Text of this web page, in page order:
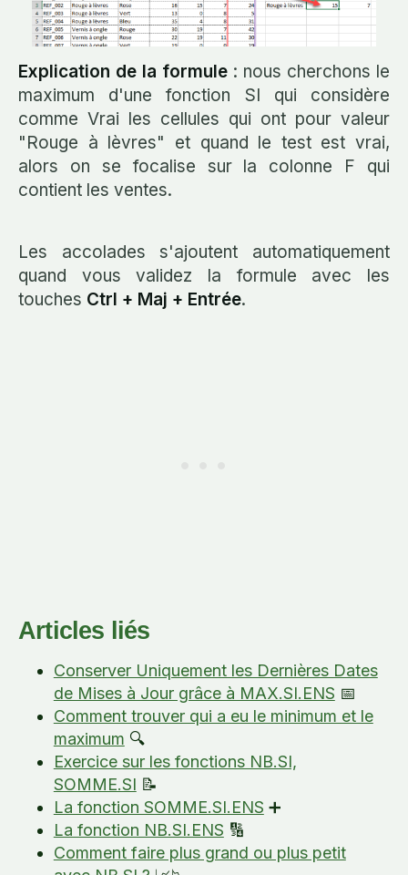
Explication de la formule : nous cherchons le
maximum d'une fonction SI qui considère
comme Vrai les cellules qui ont pour valeur
"Rouge à lèvres" et quand le test est vrai,
alors on se focalise sur la colonne F qui
contient les ventes.
Les accolades s'ajoutent automatiquement
quand vous validez la formule avec les
touches Ctrl + Maj + Entrée.
Articles liés
Conserver Uniquement les Dernières Dates
de Mises à Jour grâce à MAX.SI.ENS 📅
Comment trouver qui a eu le minimum et le
maximum 🔍
Exercice sur les fonctions NB.SI,
SOMME.SI 📝
La fonction SOMME.SI.ENS ➕
La fonction NB.SI.ENS 🔢
Comment faire plus grand ou plus petit